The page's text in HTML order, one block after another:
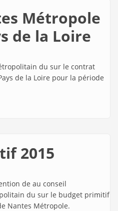
Métropole
de la Loire
du sur le contrat
de la Loire pour la période
2015
de au conseil
du sur le budget primitif
Nantes Métropole.